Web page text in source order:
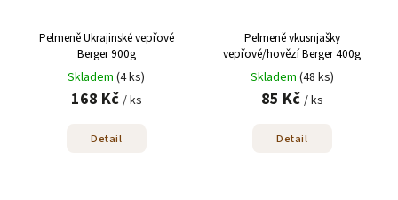
Pelmeně Ukrajinské vepřové
Berger 900g
Skladem (4 ks)
168 Kč / ks
Detail
Pelmeně vkusnjašky
vepřové/hovězí Berger 400g
Skladem (48 ks)
85 Kč / ks
Detail